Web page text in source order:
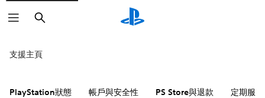
搜
尋
支援主頁
PlayStation狀態 帳戶與安全性 PS Store與退款 定期服務